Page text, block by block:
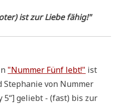
ist zur Lie­be fähig!"
"Num­mer Fünf lebt!" ist
Ste­pha­nie von Num­mer
5“] geliebt - (fast) bis zur